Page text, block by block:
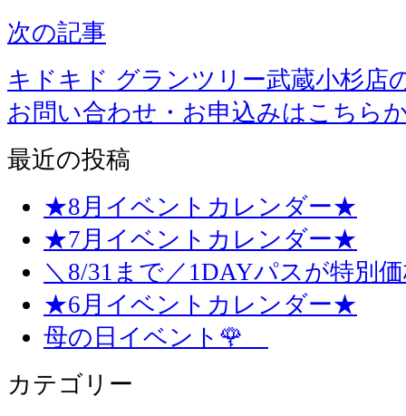
次の記事
キドキド グランツリー武蔵小杉店
お問い合わせ・お申込みはこちら
最近の投稿
★8月イベントカレンダー★
★7月イベントカレンダー★
＼8/31まで／1DAYパスが特別
★6月イベントカレンダー★
母の日イベント🌹
カテゴリー